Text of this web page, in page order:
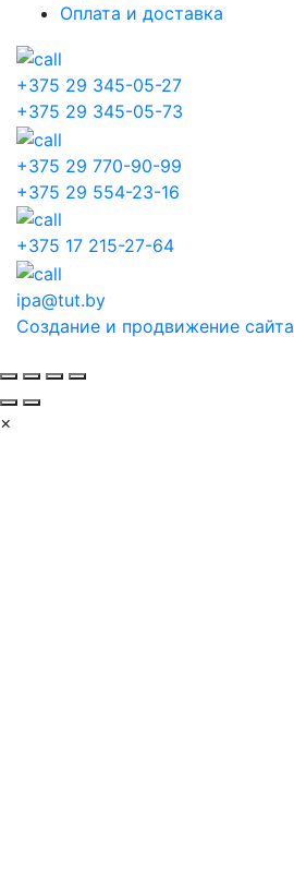
Оплата и доставка
+375 29 345-05-27
+375 29 345-05-73
+375 29 770-90-99
+375 29 554-23-16
+375 17 215-27-64
ipa@tut.by
Создание и продвижение сайта
×